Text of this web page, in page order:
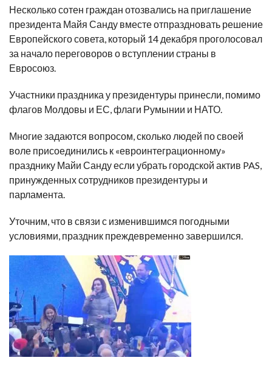
Несколько сотен граждан отозвались на приглашение
президента Майя Санду вместе отпраздновать решение
Европейского совета, который 14 декабря проголосовал
за начало переговоров о вступлении страны в
Евросоюз.
Участники праздника у президентуры принесли, помимо
флагов Молдовы и ЕС, флаги Румынии и НАТО.
Многие задаются вопросом, сколько людей по своей
воле присоединились к «евроинтеграционному»
празднику Майи Санду если убрать городской актив PAS,
принужденных сотрудников президентуры и
парламента.
Уточним, что в связи с изменившимся погодными
условиями, праздник преждевременно завершился.